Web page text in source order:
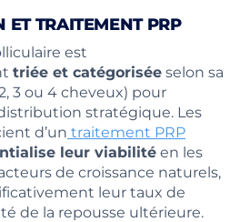
ET TRAITEMENT PRP
est
triée et catégoriséeselon sa
3 ou 4 cheveux) pour
stratégique. Les
d’un traitement PRP
leur viabilitéen les
de croissance naturels,
leur taux de
de la repousse ultérieure.